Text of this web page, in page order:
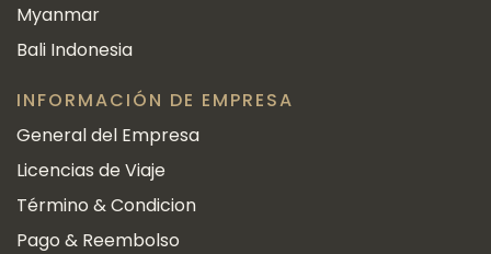
Myanmar
Bali Indonesia
INFORMACIÓN DE EMPRESA
General del Empresa
Licencias de Viaje
Término & Condicion
Pago & Reembolso